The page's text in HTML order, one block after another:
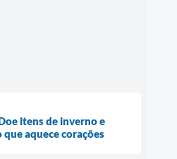
itens de inverno e
aquece corações